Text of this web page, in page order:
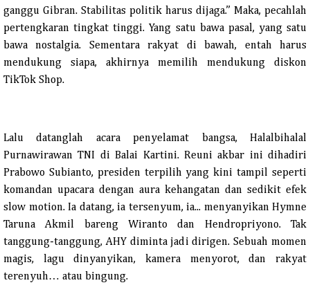
ganggu Gibran. Stabilitas politik harus dijaga.” Maka, pecahlah
pertengkaran tingkat tinggi. Yang satu bawa pasal, yang satu
bawa nostalgia. Sementara rakyat di bawah, entah harus
mendukung siapa, akhirnya memilih mendukung diskon
TikTok Shop.
Lalu datanglah acara penyelamat bangsa, Halalbihalal
Purnawirawan TNI di Balai Kartini. Reuni akbar ini dihadiri
Prabowo Subianto, presiden terpilih yang kini tampil seperti
komandan upacara dengan aura kehangatan dan sedikit efek
slow motion. Ia datang, ia tersenyum, ia... menyanyikan Hymne
Taruna Akmil bareng Wiranto dan Hendropriyono. Tak
tanggung-tanggung, AHY diminta jadi dirigen. Sebuah momen
magis, lagu dinyanyikan, kamera menyorot, dan rakyat
terenyuh… atau bingung.